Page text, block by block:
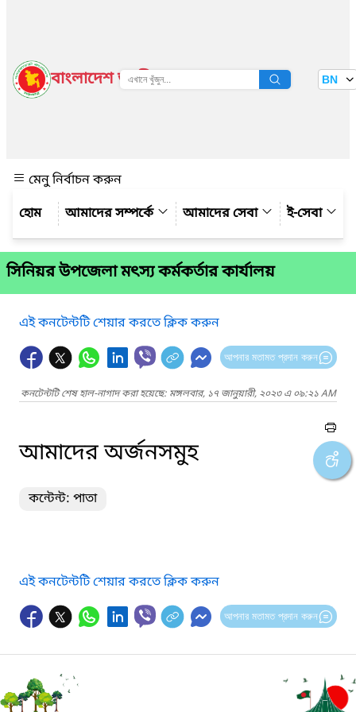
বাংলাদেশ জাতীয় তথ্য বাতায়ন BN
মেনু নির্বাচন করুন
আমাদের সম্পর্কে
আমাদের সেবা ই-সেবা
সিনিয়র উপজেলা মৎস্য কর্মকর্তার কার্যালয়
এই কনটেন্টটি শেয়ার করতে ক্লিক করুন
আপনার মতামত প্রদান করুন
কনটেন্টটি শেষ হাল-নাগাদ করা হয়েছে: মঙ্গলবার, ১৭ জানুয়ারী, ২০২৩ এ ০৯:২১ AM
আমাদের অর্জনসমুহ
কন্টেন্ট: পাতা
এই কনটেন্টটি শেয়ার করতে ক্লিক করুন
আপনার মতামত প্রদান করুন